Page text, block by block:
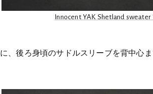
Innocent YAK Shetland sweater
、後ろ身頃のサドルスリーブを背中心